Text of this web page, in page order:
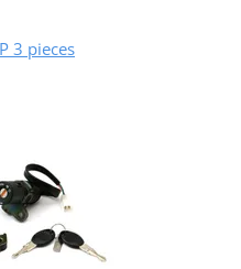
3 pieces